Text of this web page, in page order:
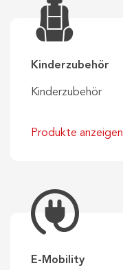
Kinderzubehör
Kinderzubehör
Produkte anzeigen
E-Mobility